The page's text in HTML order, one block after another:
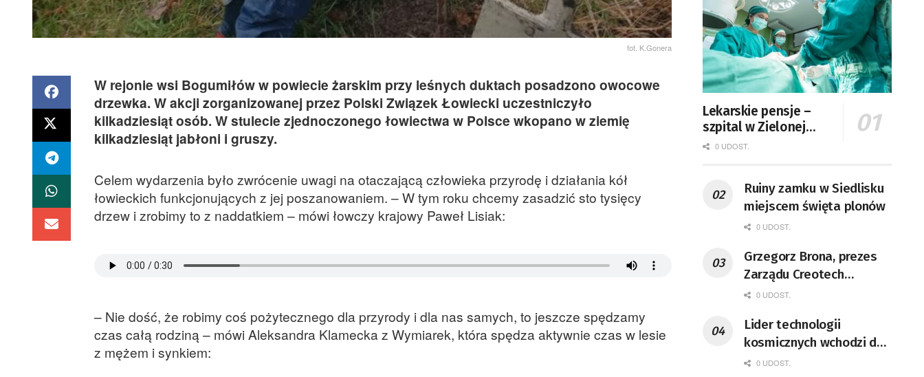
fot. K.Gonera
W rejonie wsi Bogumiłów w powiecie żarskim przy leśnych duktach posadzono owocowe
drzewka. W akcji zorganizowanej przez Polski Związek Łowiecki uczestniczyło
kilkadziesiąt osób. W stulecie zjednoczonego łowiectwa w Polsce wkopano w ziemię
kilkadziesiąt jabłoni i gruszy.
Celem wydarzenia było zwrócenie uwagi na otaczającą człowieka przyrodę i działania kół
łowieckich funkcjonujących z jej poszanowaniem. – W tym roku chcemy zasadzić sto tysięcy
drzew i zrobimy to z naddatkiem – mówi łowczy krajowy Paweł Lisiak:
– Nie dość, że robimy coś pożytecznego dla przyrody i dla nas samych, to jeszcze spędzamy
czas całą rodziną – mówi Aleksandra Klamecka z Wymiarek, która spędza aktywnie czas w lesie
z mężem i synkiem:
Lekarskie pensje –
szpital w Zielonej
Górze podaje dane
0 UDOST.
Ruiny zamku w Siedlisku
miejscem święta plonów
0 UDOST.
Grzegorz Brona, prezes
Zarządu Creotech
Instruments S.A. Fizyk,
pracownik CERN w
Genewie, przedsiębiorca i
nauczyciel akademicki,
0 UDOST.
Lider technologii
kosmicznych wchodzi do
Lubuskiego
0 UDOST.